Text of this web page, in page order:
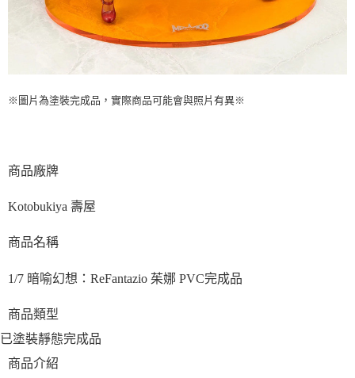
※圖片為塗裝完成品，實際商品可能會與照片有異※
商品廠牌
Kotobukiya 壽屋
商品名稱
1/7 暗喻幻想：ReFantazio 茱娜 PVC完成品
商品類型
已塗裝靜態完成品
商品介紹